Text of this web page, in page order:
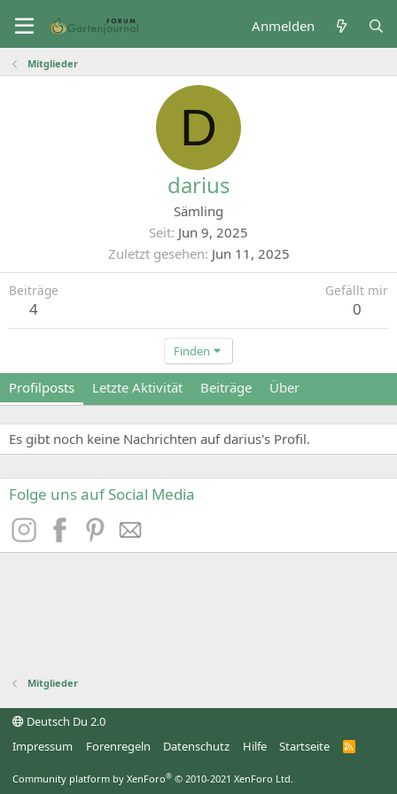
Anmelden
Mitglieder
D
darius
Sämling
Seit Jun 9, 2025
Zuletzt gesehen Jun 11, 2025
Beiträge
4
Gefällt mir
0
Finden
Profilposts Letzte Aktivität Beiträge Über
Es gibt noch keine Nachrichten auf darius's Profil.
Folge uns auf Social Media
Mitglieder
Deutsch Du 2.0
Impressum
Forenregeln Datenschutz Hilfe Startseite
R
Community platform by XenForo® © 2010-2021 XenForo Ltd.